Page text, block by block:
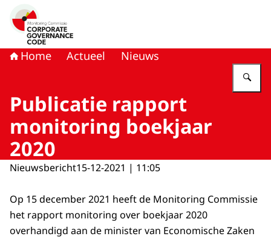
Naar de homepage van Monitoring Commissie
Home Actueel Nieuws
Publicatie rapport
monitoring boekjaar
2020
Nieuwsbericht15-12-2021 | 11:05
Op 15 december 2021 heeft de Monitoring Commissie
het rapport monitoring over boekjaar 2020
overhandigd aan de minister van Economische Zaken